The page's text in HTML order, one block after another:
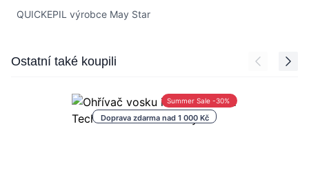
QUICKEPIL výrobce May Star
Press to skip carousel
Ostatní také koupili
Doprava zdarma nad 1 000 Kč
Summer Sale -30%